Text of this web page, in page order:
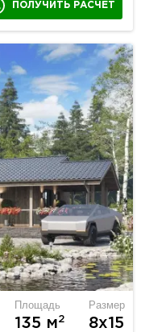
ПОЛУЧИТЬ РАСЧЕТ
Площадь
135 м2
Размер
8х15